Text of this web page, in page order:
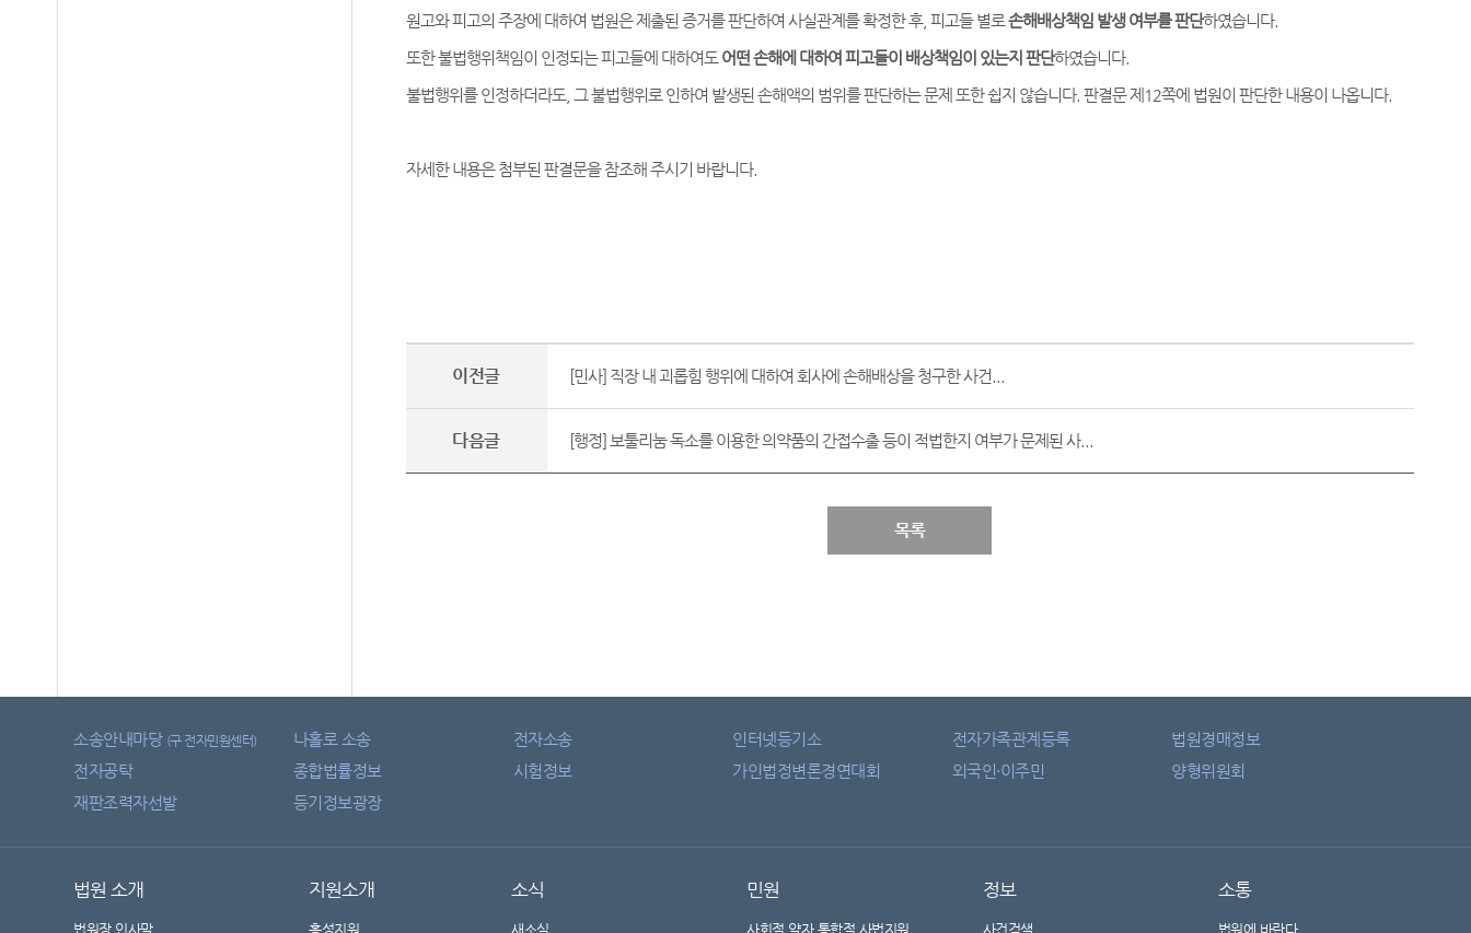
원고와 피고의 주장에 대하여 법원은 제출된 증거를 판단하여 사실관계를 확정한 후, 피고들 별로 손해배상책임 발생 여부를 판단하였습니다.
또한 불법행위책임이 인정되는 피고들에 대하여도 어떤 손해에 대하여 피고들이 배상책임이 있는지 판단하였습니다.
불법행위를 인정하더라도, 그 불법행위로 인하여 발생된 손해액의 범위를 판단하는 문제 또한 쉽지 않습니다. 판결문 제12쪽에 법원이 판단한 내용이 나옵니다.
자세한 내용은 첨부된 판결문을 참조해 주시기 바랍니다.
이전글 [민사] 직장 내 괴롭힘 행위에 대하여 회사에 손해배상을 청구한 사건...
다음글 [행정] 보툴리눔 독소를 이용한 의약품의 간접수출 등이 적법한지 여부가 문제된 사...
목록
소송안내마당 (구 전자민원센터) 나홀로 소송 전자소송 인터넷등기소 전자가족관계등록
법원경매정보
전자공탁
종합법률정보 시험정보 가인법정변론경연대회 외국인·이주민
양형위원회
재판조력자선발
등기정보광장
법원 소개
법원장 인사말
지원소개
홍성지원
소식
새소식
민원
사회적 약자 통합적 사법지원
정보
사건검색
소통
법원에 바란다